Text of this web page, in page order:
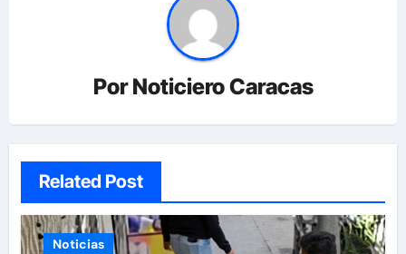
PorNoticiero Caracas
Related Post
Noticias